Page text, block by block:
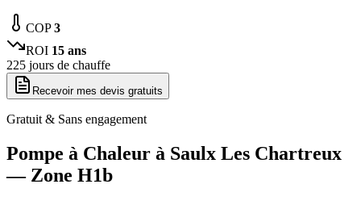
COP3
ROI 15 ans
225 jours de chauffe
Recevoir mes devis gratuits
Gratuit & Sans engagement
Pompe à Chaleur à Saulx Les Chartreux
— Zone H1b